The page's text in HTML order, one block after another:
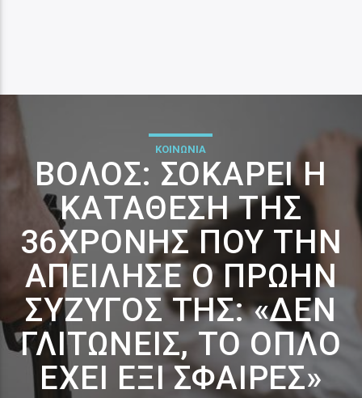
ΚΟΙΝΩΝΙΑ
ΒΌΛΟΣ: ΣΟΚΆΡΕΙ Η
ΚΑΤΆΘΕΣΗ ΤΗΣ
36ΧΡΟΝΗΣ ΠΟΥ ΤΗΝ
ΑΠΕΊΛΗΣΕ Ο ΠΡΏΗΝ
ΣΎΖΥΓΌΣ ΤΗΣ: «ΔΕΝ
ΓΛΙΤΏΝΕΙΣ, ΤΟ ΌΠΛΟ
ΈΧΕΙ ΈΞΙ ΣΦΑΊΡΕΣ»